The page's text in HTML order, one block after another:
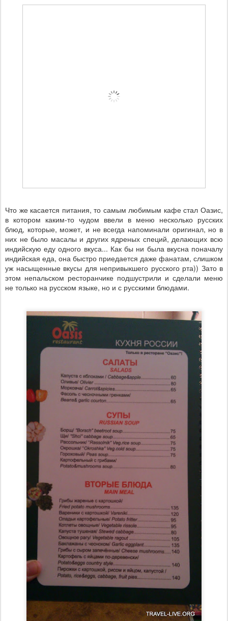
Что же касается питания, то самым любимым кафе стал Оазис,
в котором каким-то чудом ввели в меню несколько русских
блюд, которые, может, и не всегда напоминали оригинал, но в
них не было масалы и других ядреных специй, делающих всю
индийскую еду одного вкуса... Как бы ни была вкусна поначалу
индийская еда, она быстро приедается даже фанатам, слишком
уж насыщенные вкусы для непривыкшего русского рта)) Зато в
этом непальском ресторанчике подшустрили и сделали меню
не только на русском языке, но и с русскими блюдами.